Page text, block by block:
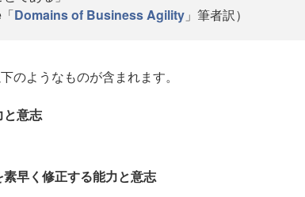
Domains of Business Agility 」筆者訳）
のようなものが含まれます。
と意志
早く修正する能力と意志